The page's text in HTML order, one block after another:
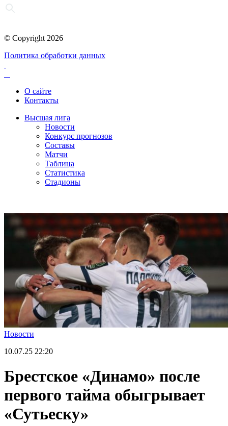
© Copyright 2026
Политика обработки данных
О сайте
Контакты
Высшая лига
Новости
Конкурс прогнозов
Составы
Матчи
Таблица
Статистика
Стадионы
Новости
10.07.25 22:20
Брестское «Динамо» после
первого тайма обыгрывает
«Сутьеску»